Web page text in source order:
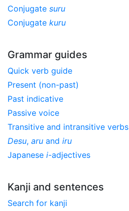
Conjugate suru
Conjugate kuru
Grammar guides
Quick verb guide
Present (non-past)
Past indicative
Passive voice
Transitive and intransitive verbs
Desu, aru and iru
Japanese i-adjectives
Kanji and sentences
Search for kanji